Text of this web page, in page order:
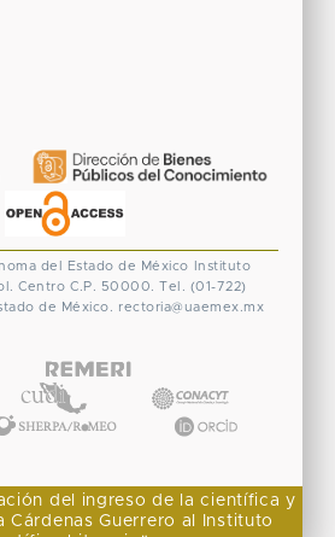
del Estado de México
Instituto
Centro C.P. 50000. Tel. (01-722)
de México. rectoria@uaemex.mx
del ingreso de la científica y
Cárdenas Guerrero al Instituto